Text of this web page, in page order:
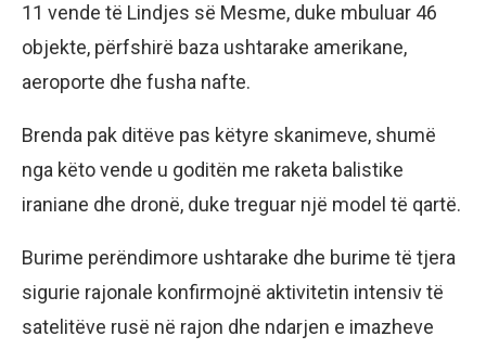
11 vende të Lindjes së Mesme, duke mbuluar 46
objekte, përfshirë baza ushtarake amerikane,
aeroporte dhe fusha nafte.
Brenda pak ditëve pas këtyre skanimeve, shumë
nga këto vende u goditën me raketa balistike
iraniane dhe dronë, duke treguar një model të qartë.
Burime perëndimore ushtarake dhe burime të tjera
sigurie rajonale konfirmojnë aktivitetin intensiv të
satelitëve rusë në rajon dhe ndarjen e imazheve